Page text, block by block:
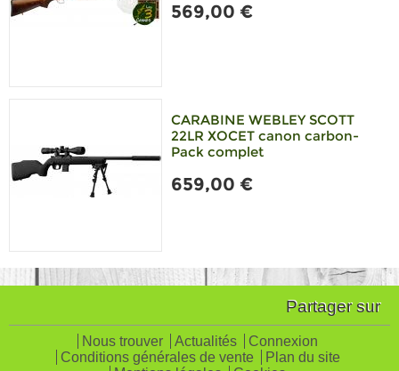
569,00 €
CARABINE WEBLEY SCOTT
22LR XOCET canon carbon-
Pack complet
659,00 €
Partager sur
Nous trouver Actualités
Connexion
Conditions générales de vente
Plan du site